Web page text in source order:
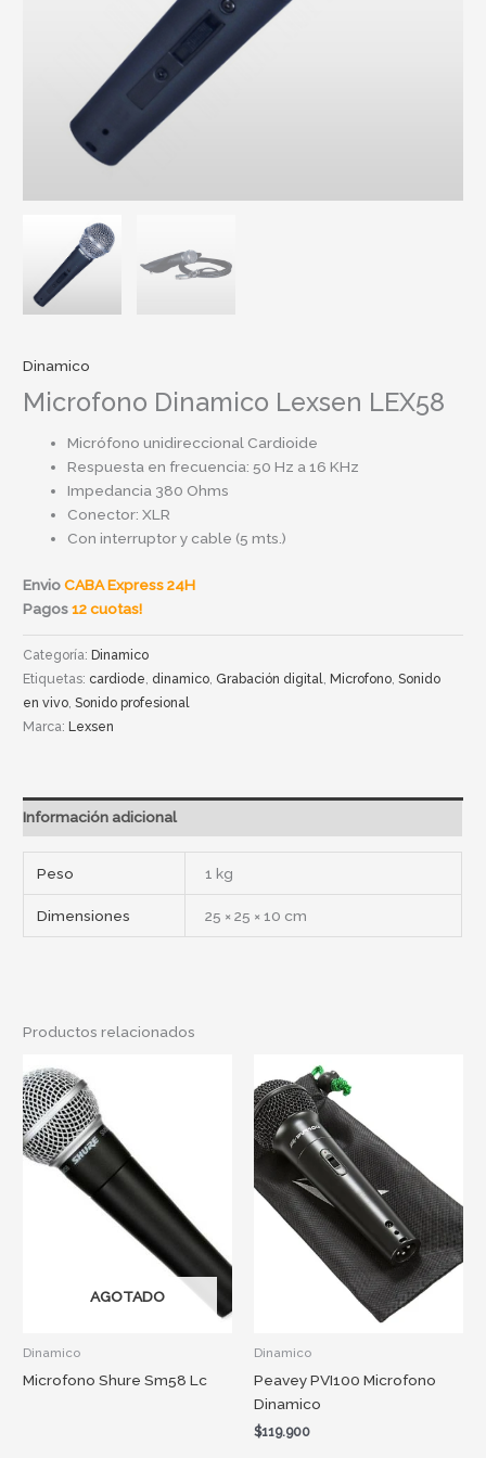
Dinamico
Microfono Dinamico Lexsen LEX58
Micrófono unidireccional Cardioide
Respuesta en frecuencia: 50 Hz a 16 KHz
Impedancia 380 Ohms
Conector: XLR
Con interruptor y cable (5 mts.)
EnvioCABA Express 24H
Pagos12 cuotas!
Categoría:Dinamico
Etiquetas: cardiode dinamico Grabación digital ,Microfono ,Sonido
en vivo ,Sonido profesional
Marca:Lexsen
Información adicional
Peso 1 kg
Dimensiones 25 × 25 × 10 cm
Productos relacionados
AGOTADO
Dinamico
Microfono Shure Sm58 Lc
Dinamico
Peavey PVI100 Microfono
Dinamico
$119.900